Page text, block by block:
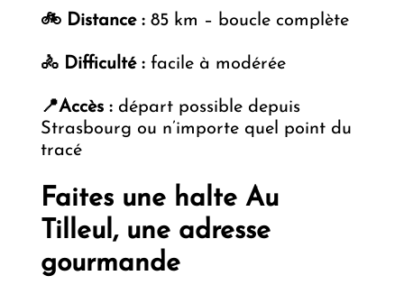
🚲 Distance : 85 km – boucle complète
🚴 Difficulté : facile à modérée
📍Accès : départ possible depuis
Strasbourg ou n’importe quel point du
tracé
Faites une halte Au
Tilleul, une adresse
gourmande